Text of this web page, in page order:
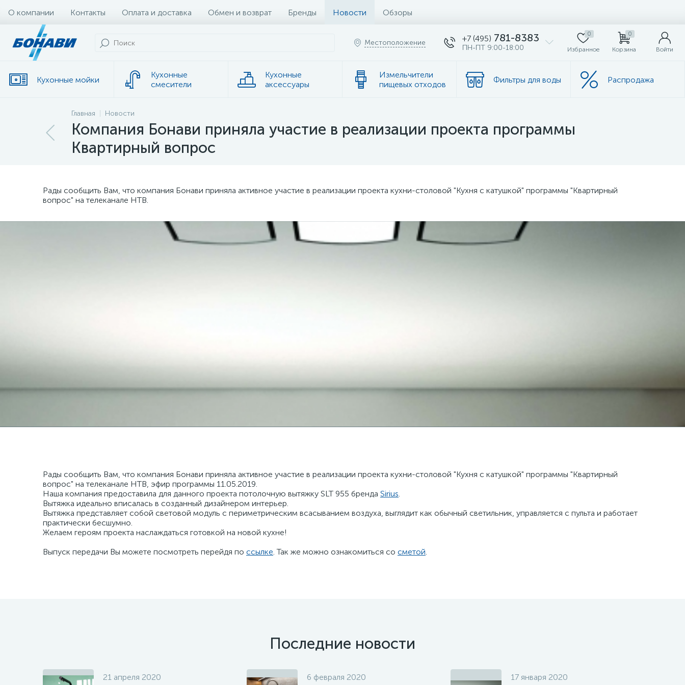
О компании Контакты Оплата и доставка Обмен и возврат Бренды Новости Обзоры
Местоположение +7 (495) 781-8383
ПН-ПТ 9:00-18:00
0
Избранное
0
Корзина Войти
Кухонные мойки
Кухонные
смесители
Кухонные
аксессуары
Измельчители
пищевых отходов
Фильтры для воды Распродажа
Главная Новости
Компания Бонави приняла участие в реализации проекта программы
Квартирный вопрос
Рады сообщить Вам, что компания Бонави приняла активное участие в реализации проекта кухни-столовой "Кухня с катушкой" программы "Квартирный
вопрос" на телеканале НТВ.
Рады сообщить Вам, что компания Бонави приняла активное участие в реализации проекта кухни-столовой "Кухня с катушкой" программы "Квартирный
вопрос" на телеканале НТВ, эфир программы 11.05.2019.
Наша компания предоставила для данного проекта потолочную вытяжку SLT 955 бренда Sirius
Вытяжка идеально вписалась в созданный дизайнером интерьер.
Вытяжка представляет собой световой модуль с периметрическим всасыванием воздуха, выглядит как обычный светильник, управляется с пульта и работает
практически бесшумно.
Желаем героям проекта наслаждаться готовкой на новой кухне!
Выпуск передачи Вы можете посмотреть перейдя по ссылке . Так же можно ознакомиться со сметой
Последние новости
21 апреля 2020
6 февраля 2020
17 января 2020